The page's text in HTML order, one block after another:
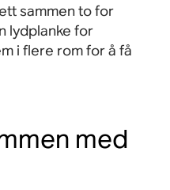
sammen to for
lydplanke for
i flere rom for å få
med